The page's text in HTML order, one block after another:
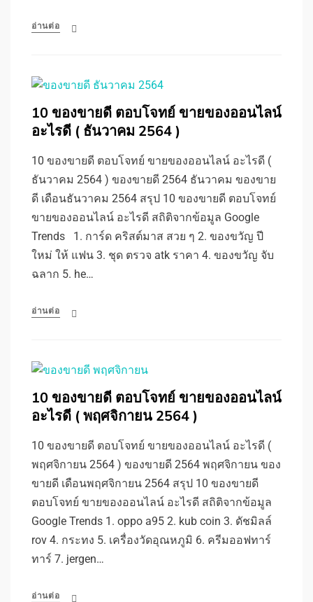
อ่านต่อ
10 ของขายดี ตอบโจทย์ ขายของออนไลน์
อะไรดี ( ธันวาคม 2564 )
10 ของขายดี ตอบโจทย์ ขายของออนไลน์ อะไรดี (
ธันวาคม 2564 ) ของขายดี 2564 ธันวาคม ของขาย
ดี เดือนธันวาคม 2564 สรุป 10 ของขายดี ตอบโจทย์
ขายของออนไลน์ อะไรดี สถิติจากข้อมูล Google
Trends 1. การ์ด คริสต์มาส สวย ๆ 2. ของขวัญ ปี
ใหม่ ให้ แฟน 3. ชุด ตรวจ atk ราคา 4. ของขวัญ จับ
ฉลาก 5. he…
อ่านต่อ
10 ของขายดี ตอบโจทย์ ขายของออนไลน์
อะไรดี ( พฤศจิกายน 2564 )
10 ของขายดี ตอบโจทย์ ขายของออนไลน์ อะไรดี (
พฤศจิกายน 2564 ) ของขายดี 2564 พฤศจิกายน ของ
ขายดี เดือนพฤศจิกายน 2564 สรุป 10 ของขายดี
ตอบโจทย์ ขายของออนไลน์ อะไรดี สถิติจากข้อมูล
Google Trends 1. oppo a95 2. kub coin 3. ดัชมิลล์
rov 4. กระทง 5. เครื่องวัดอุณหภูมิ 6. ครีมออฟทาร์
ทาร์ 7. jergen…
อ่านต่อ